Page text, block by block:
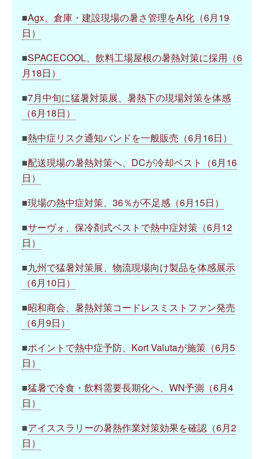
■Agx、倉庫・建設現場の暑さ管理をAI化（6月19
日）
■SPACECOOL、飲料工場屋根の暑熱対策に採用（6
月18日）
■7月中旬に猛暑対策展、暑熱下の現場対策を体感
（6月18日）
■熱中症リスク通知バンドを一般販売（6月16日）
■配送現場の暑熱対策へ、DCが冷却ベスト（6月16
日）
■現場の熱中症対策、36％が不足感（6月15日）
■サーヴォ、保冷剤式ベストで熱中症対策（6月12
日）
■九州で猛暑対策展、物流現場向け製品を体感展示
（6月10日）
■昭和商会、暑熱対策コードレスミストファン発売
（6月9日）
■ポイントで熱中症予防、Kort Valutaが施策（6月5
日）
■猛暑で冷食・飲料需要長期化へ、WN予測（6月4
日）
■アイススラリーの暑熱作業対策効果を確認（6月2
日）